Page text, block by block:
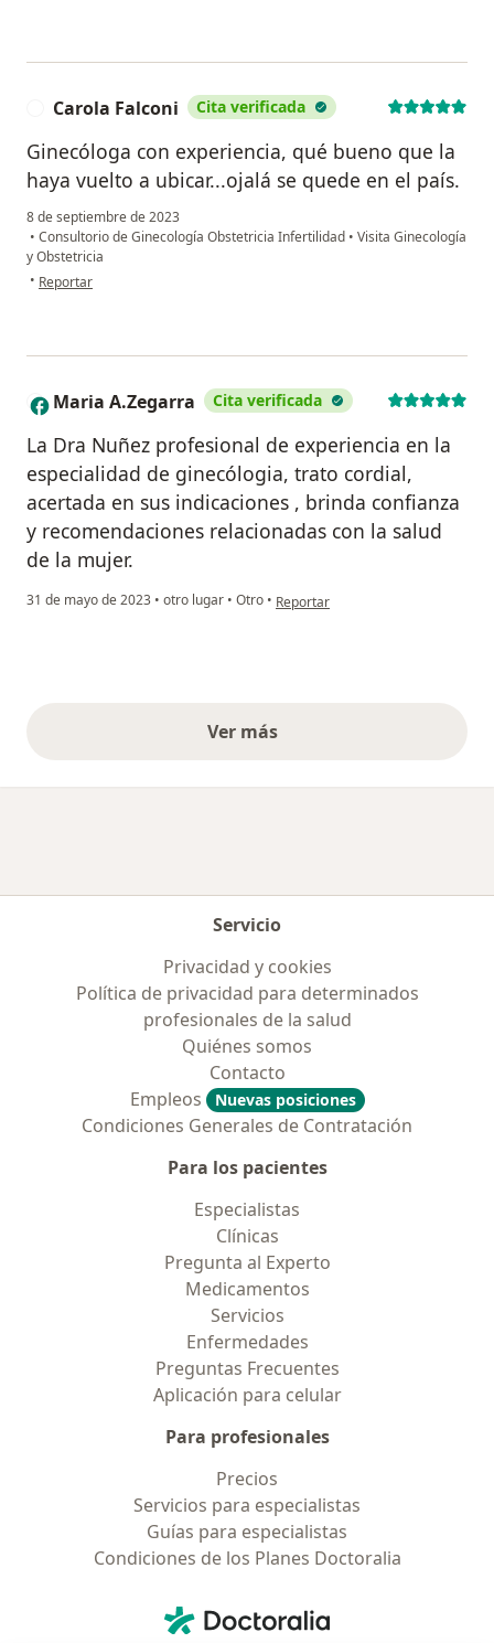
Carola Falconi Cita verificada
Ginecóloga con experiencia, qué bueno que la
haya vuelto a ubicar...ojalá se quede en el país.
8 de septiembre de 2023
• Consultorio de Ginecología Obstetricia Infertilidad • Visita Ginecología
y Obstetricia
• en opinión del usuario Carola Falconi
Reportar
M Maria A.Zegarra Cita verificada
La Dra Nuñez profesional de experiencia en la
especialidad de ginecólogia, trato cordial,
acertada en sus indicaciones , brinda confianza
y recomendaciones relacionadas con la salud
de la mujer.
31 de mayo de 2023 • otro lugar • Otro • en opinión del usuario Maria
Reportar
Ver másopiniones anteriores
Servicio
Privacidad y cookies
Política de privacidad para determinados
profesionales de la salud
Quiénes somos
Contacto
Empleos
Nuevas posiciones
Condiciones Generales de Contratación
Para los pacientes
Especialistas
Clínicas
Pregunta al Experto
Medicamentos
Servicios
Enfermedades
Preguntas Frecuentes
Aplicación para celular
Para profesionales
Precios
Servicios para especialistas
Guías para especialistas
Condiciones de los Planes Doctoralia
Doctoralia - Página de inicio